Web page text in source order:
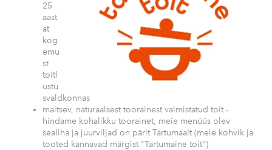
25
aast
at
kog
emu
st
toitl
ustu
svaldkonnas
maitsev, naturaalsest toorainest valmistatud toit -
hindame kohalikku toorainet, meie menüüs olev
sealiha ja juurviljad on pärit Tartumaalt (meie kohvik ja
tooted kannavad märgist "Tartumaine toit")